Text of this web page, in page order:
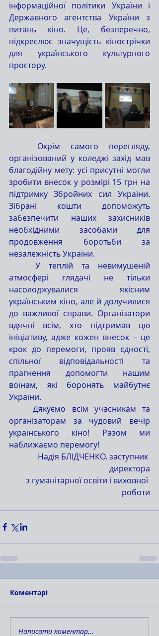
інформаційної політики України і
Державного агентства України з
питань кіно. Це, безперечно,
підкреслює значущість кінострічки
для українського культурного
простору.
організований у коледжі захід мав
благодійну мету: усі присутні могли
зробити внесок у розмірі 15 грн на
підтримку Збройних сил України.
Зібрані кошти допоможуть
забезпечити наших захисників
необхідними засобами для
продовження боротьби за
незалежність України.
атмосфері глядачі не тільки
насолоджувалися якісним
українським кіно, але й долучилися
до важливої справи. Організатори
вдячні всім, хто підтримав цю
ініціативу, адже кожен внесок – це
крок до перемоги, прояв єдності,
спільної відповідальності та
прагнення допомогти нашим
воїнам, які боронять майбутнє
України.
	Дякуємо всім учасникам та
організаторам за чудовий вечір
українського кіно! Разом ми
наближаємо перемогу!
Надія БЛІДЧЕНКО, заступник
директора
з гуманітарної освіти і виховної
роботи
Коментарі
Написати коментар...